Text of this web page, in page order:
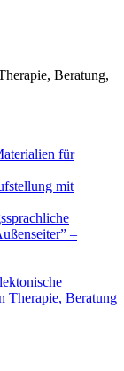
Beratung,
für
mit
–
Therapie, Beratung